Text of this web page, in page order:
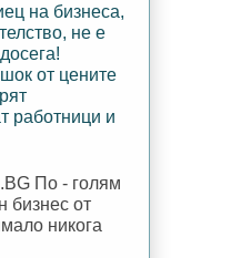
на бизнеса,
не е
от цените
работници и
По - голям
бизнес от
никога